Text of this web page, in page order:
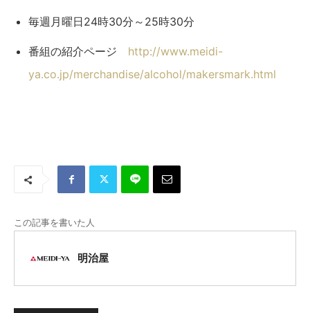
毎週月曜日24時30分～25時30分
番組の紹介ページ http://www.meidi-
ya.co.jp/merchandise/alcohol/makersmark.html
この記事を書いた人
明治屋